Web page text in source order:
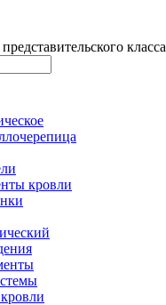
класса
кровли